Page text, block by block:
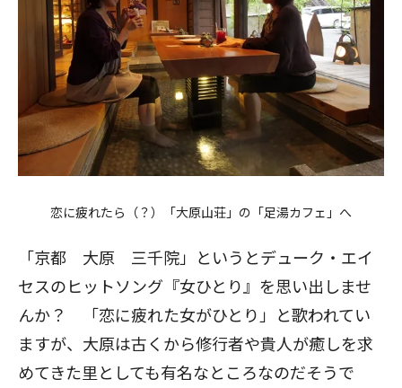
恋に疲れたら（？）「大原山荘」の「足湯カフェ」へ
「京都 大原 三千院」というとデューク・エイ
セスのヒットソング『女ひとり』を思い出しませ
んか？ 「恋に疲れた女がひとり」と歌われてい
ますが、大原は古くから修行者や貴人が癒しを求
めてきた里としても有名なところなのだそうで